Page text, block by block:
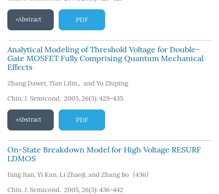
Abstract PDF
Analytical Modeling of Threshold Voltage for Double-
Gate MOSFET Fully Comprising Quantum Mechanical
Effects
Zhang Dawei, Tian Lilin，and Yu Zhiping
Chin. J. Semicond. 2005, 26(3): 429-435
Abstract PDF
On-State Breakdown Model for High Voltage RESURF
LDMOS
Fang Jian, Yi Kun, Li Zhaoji, and Zhang Bo（436）
Chin. J. Semicond. 2005, 26(3): 436-442